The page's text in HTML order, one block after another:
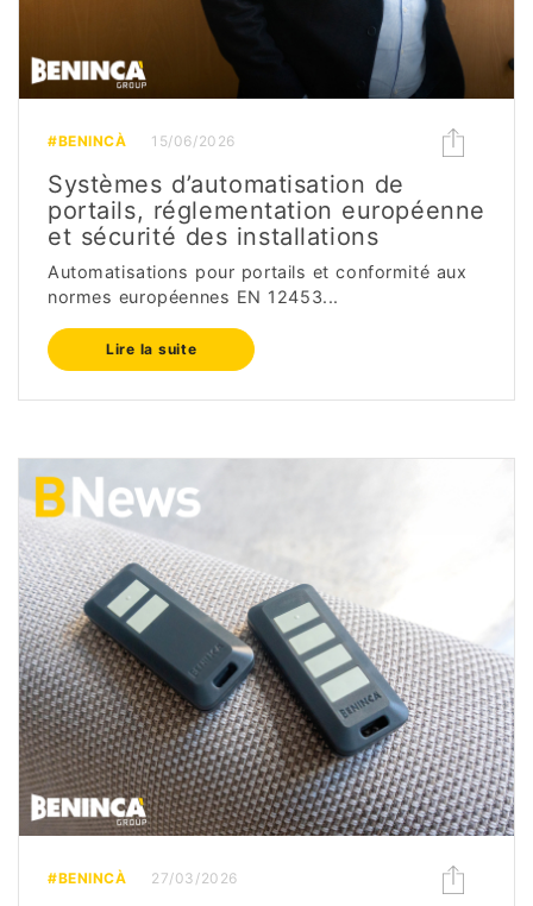
#BENINCÀ 15/06/2026
Systèmes d’automatisation de
portails, réglementation européenne
et sécurité des installations
Automatisations pour portails et conformité aux
normes européennes EN 12453...
Lire la suite
#BENINCÀ 27/03/2026